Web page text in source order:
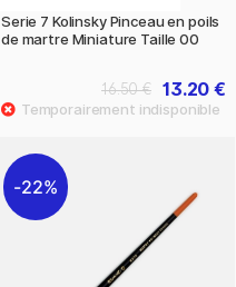
Serie 7 Kolinsky Pinceau en poils
de martre Miniature Taille 00
13.20 €
16.50 €
22%